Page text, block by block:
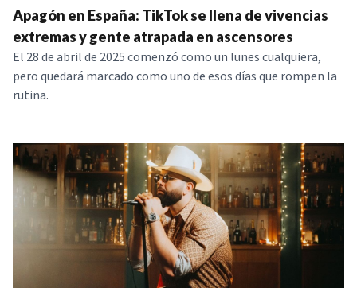
Apagón en España: TikTok se llena de vivencias
extremas y gente atrapada en ascensores
El 28 de abril de 2025 comenzó como un lunes cualquiera,
pero quedará marcado como uno de esos días que rompen la
rutina.